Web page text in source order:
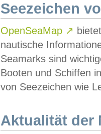
Seezeichen
OpenSeaMap ↗
nautische
Seamarks sind
Booten und Schiffen
von Seezeichen wie
Aktualität der